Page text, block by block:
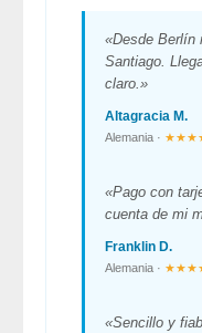
«Desde Berlín
Santiago.
claro.»
Altagracia M.
Alemania ·
«Pago con
cuenta de mi
Franklin D.
Alemania ·
«Sencillo y